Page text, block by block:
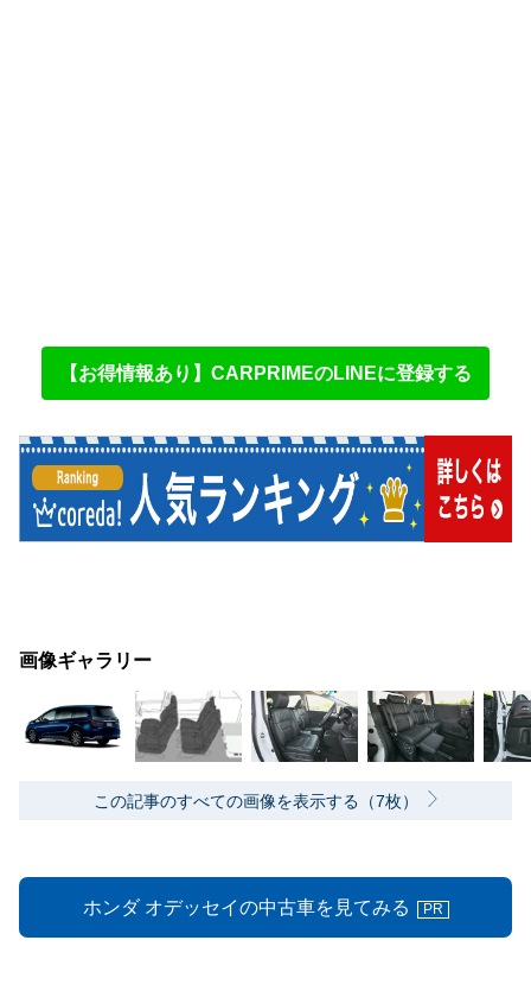
【お得情報あり】CARPRIMEのLINEに登録する
画像ギャラリー
この記事のすべての画像を表示する（7枚）
ホンダ オデッセイの中古車を見てみる PR